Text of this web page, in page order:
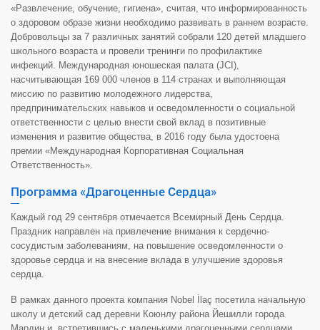
«Развлечение, обучение, гигиена», считая, что информированность
о здоровом образе жизни необходимо развивать в раннем возрасте.
Добровольцы за 7 различных занятий собрали 120 детей младшего
школьного возраста и провели тренинги по профилактике
инфекций. Международная юношеская палата (JCI),
насчитывающая 169 000 членов в 114 странах и выполняющая
миссию по развитию молодежного лидерства,
предпринимательских навыков и осведомленности о социальной
ответственности с целью внести свой вклад в позитивные
изменения и развитие общества, в 2016 году была удостоена
премии «Международная Корпоративная Социальная
Ответственность».
Программа «Драгоценные Сердца»
Каждый год 29 сентября отмечается Всемирный День Сердца.
Праздник направлен на привлечение внимания к сердечно-
сосудистым заболеваниям, на повышение осведомленности о
здоровье сердца и на внесение вклада в улучшение здоровья
сердца.
В рамках данного проекта компания Nobel İlaç посетила начальную
школу и детский сад деревни Коюнлу района Йешилли города